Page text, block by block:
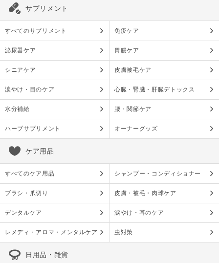
サプリメント
すべてのサプリメント 免疫ケア
泌尿器ケア 胃腸ケア
シニアケア 皮膚被毛ケア
涙やけ・目のケア 心臓・腎臓・肝臓デトックス
水分補給 腰・関節ケア
ハーブサプリメント オーナーグッズ
ケア用品
すべてのケア用品 シャンプー・コンディショナー
ブラシ・爪切り 皮膚・被毛・肉球ケア
デンタルケア 涙やけ・耳のケア
レメディ・アロマ・メンタルケア 虫対策
日用品・雑貨